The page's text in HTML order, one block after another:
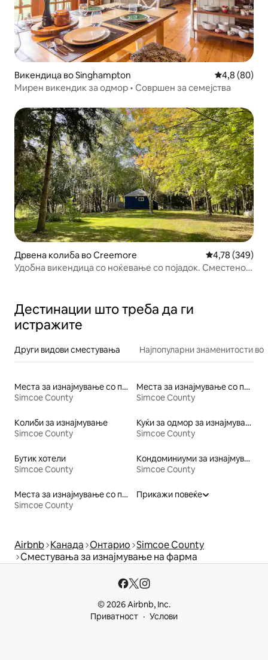
Викендица во Singhampton Просечна
4,8 (80)
Мирен викендик за одмор • Совршен за семејства
Дрвена колиба во Creemore Просечна
4,78 (349)
Удобна викендица со ноќевање со појадок. Сместено
Дестинации што треба да ги
истражите
Други видови сместувања Најпопуларни знаменитости во
Места за изнајмување со пристап до плажа
Simcoe County
Места за изнајмување со појадок
Simcoe County
Колиби за изнајмување
Simcoe County
Куќи за одмор за изнајмување
Simcoe County
Бутик хотели
Simcoe County
Кондоминиуми за изнајмување
Simcoe County
Места за изнајмување со пристап до езеро
Simcoe County
Прикажи повеќе
Airbnb Канада Онтарио Simcoe County
Сместувања за изнајмување на фарма
© 2026 Airbnb, Inc.
Приватност
Услови